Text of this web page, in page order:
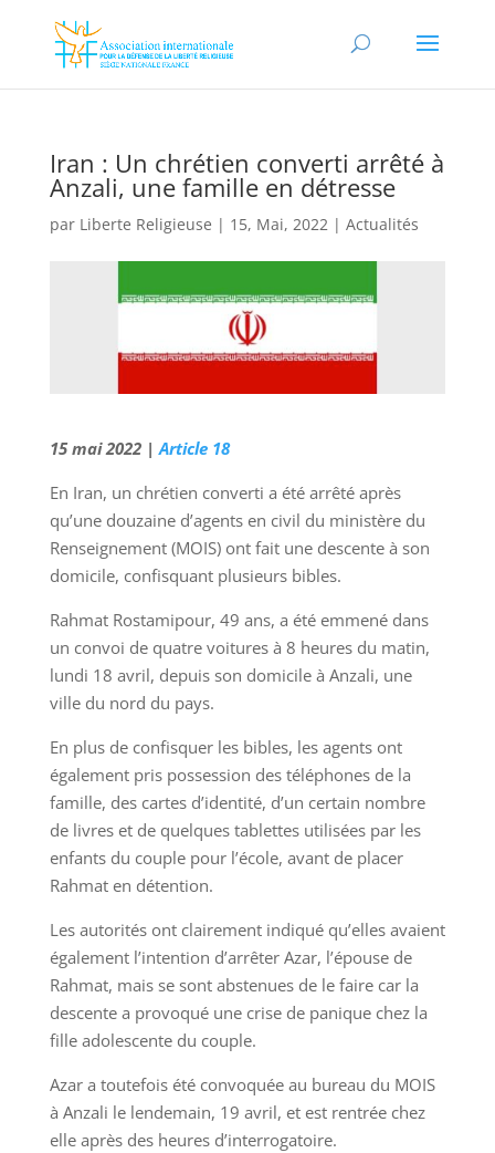
Iran : Un chrétien converti arrêté à
Anzali, une famille en détresse
par Liberte Religieuse | 15, Mai, 2022| Actualités
15 mai 2022 |Article 18
En Iran, un chrétien converti a été arrêté après
qu’une douzaine d’agents en civil du ministère du
Renseignement (MOIS) ont fait une descente à son
domicile, confisquant plusieurs bibles.
Rahmat Rostamipour, 49 ans, a été emmené dans
un convoi de quatre voitures à 8 heures du matin,
lundi 18 avril, depuis son domicile à Anzali, une
ville du nord du pays.
En plus de confisquer les bibles, les agents ont
également pris possession des téléphones de la
famille, des cartes d’identité, d’un certain nombre
de livres et de quelques tablettes utilisées par les
enfants du couple pour l’école, avant de placer
Rahmat en détention.
Les autorités ont clairement indiqué qu’elles avaient
également l’intention d’arrêter Azar, l’épouse de
Rahmat, mais se sont abstenues de le faire car la
descente a provoqué une crise de panique chez la
fille adolescente du couple.
Azar a toutefois été convoquée au bureau du MOIS
à Anzali le lendemain, 19 avril, et est rentrée chez
elle après des heures d’interrogatoire.